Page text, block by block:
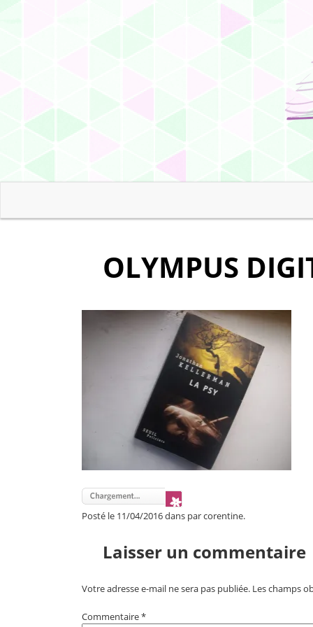
OLYMPUS
Posté le 11/04/2016 dans par corentine.
Laisser un commentaire
Votre adresse e-mail ne sera pas publiée. Les champs
Commentaire*